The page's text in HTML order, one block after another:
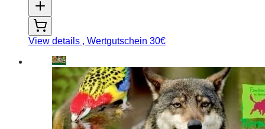
View details , Wertgutschein 30€